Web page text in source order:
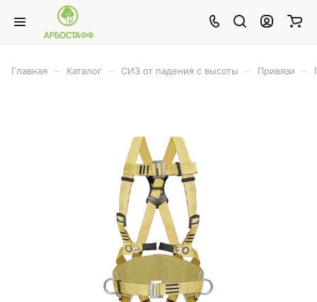
Главная Каталог СИЗ от падения с высоты Привязи